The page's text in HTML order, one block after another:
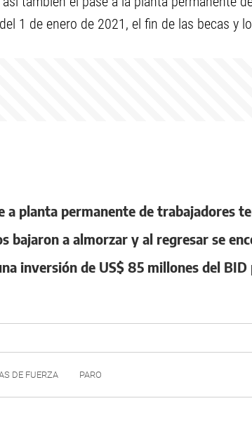
1 de enero de 2021, el fin de las becas y
a planta permanente de trabajadores
bajaron a almorzar y al regresar se
inversión de US$ 85 millones del
DE FUERZA PARO